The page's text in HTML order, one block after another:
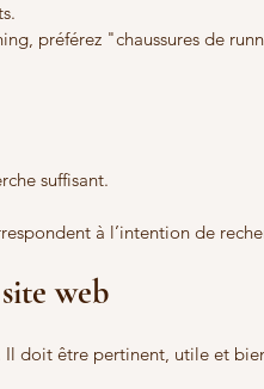
préférez "chaussures de
suffisant.
à l’intention de
web
doit être pertinent, utile et